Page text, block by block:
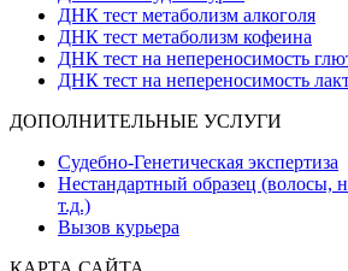
ДНК тест метаболизм алкоголя
ДНК тест метаболизм кофеина
ДНК тест на непереносимость
ДНК тест на непереносимость
ДОПОЛНИТЕЛЬНЫЕ УСЛУГИ
Судебно-Генетическая экспертиза
Нестандартный образец (волосы,
т.д.)
Вызов курьера